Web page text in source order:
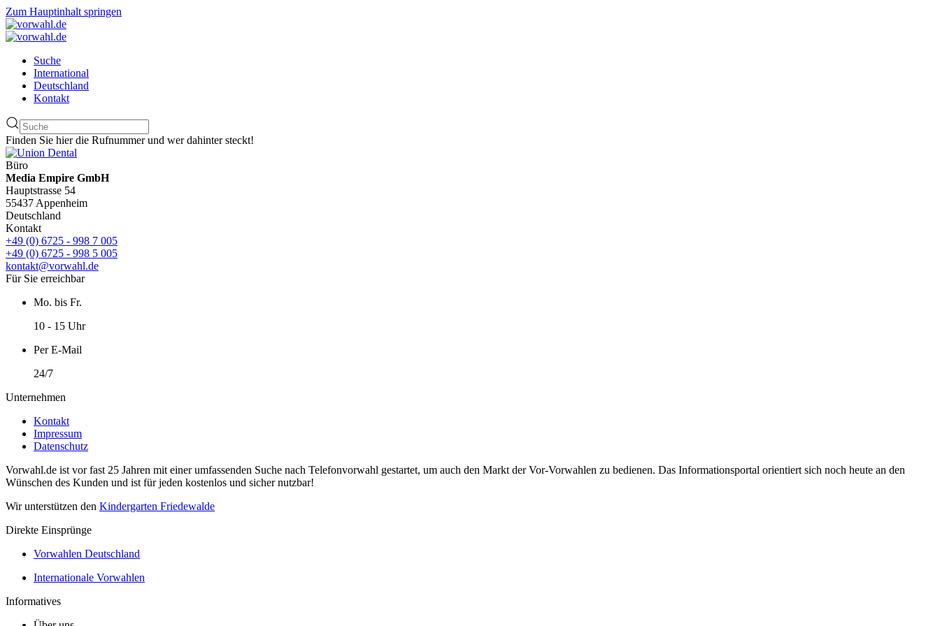
Zum Hauptinhalt springen
Suche
International
Deutschland
Kontakt
Finden Sie hier die Rufnummer und wer dahinter steckt!
Büro
Media Empire GmbH
Hauptstrasse 54
55437 Appenheim
Deutschland
Kontakt
+49 (0) 6725 - 998 7 005
+49 (0) 6725 - 998 5 005
kontakt@vorwahl.de
Für Sie erreichbar
Mo. bis Fr.
10 - 15 Uhr
Per E-Mail
24/7
Unternehmen
Kontakt
Impressum
Datenschutz
Vorwahl.de ist vor fast 25 Jahren mit einer umfassenden Suche nach Telefonvorwahl gestartet, um auch den Markt der Vor-Vorwahlen zu bedienen. Das Informationsportal orientiert sich noch heute an den
Wünschen des Kunden und ist für jeden kostenlos und sicher nutzbar!
Wir unterstützen den Kindergarten Friedewalde
Direkte Einsprünge
Vorwahlen Deutschland
Internationale Vorwahlen
Informatives